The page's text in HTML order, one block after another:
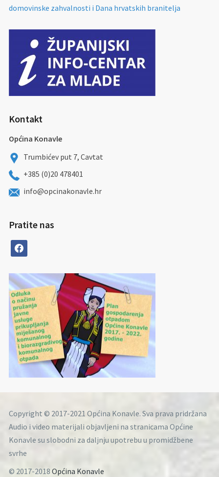
domovinske zahvalnosti i Dana hrvatskih branitelja
Kontakt
Općina Konavle
Trumbićev put 7, Cavtat
+385 (0)20 478401
info@opcinakonavle.hr
Pratite nas
facebook
Copyright © 2017-2021 Općina Konavle. Sva prava pridržana
Audio i video materijali objavljeni na stranicama Općine
Konavle su slobodni za daljnju upotrebu u promidžbene
svrhe
© 2017-2018 Općina Konavle